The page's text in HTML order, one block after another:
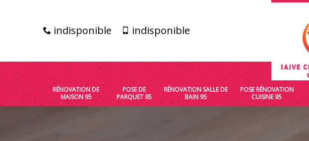
indisponible indisponible
RÉNOVATION DE
MAISON 95
POSE DE
PARQUET 95
RÉNOVATION SALLE DE
BAIN 95
POSE RÉNOVATION
CUISINE 95